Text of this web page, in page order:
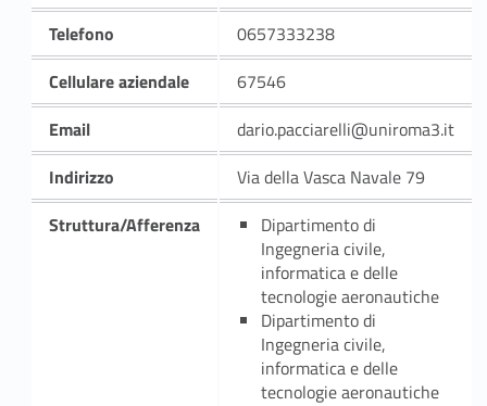
Telefono
0657333238
Cellulare aziendale
67546
Email
dario.pacciarelli@uniroma3.it
Indirizzo
Via della Vasca Navale 79
Struttura/Afferenza
Dipartimento di
Ingegneria civile,
informatica e delle
tecnologie aeronautiche
Dipartimento di
Ingegneria civile,
informatica e delle
tecnologie aeronautiche